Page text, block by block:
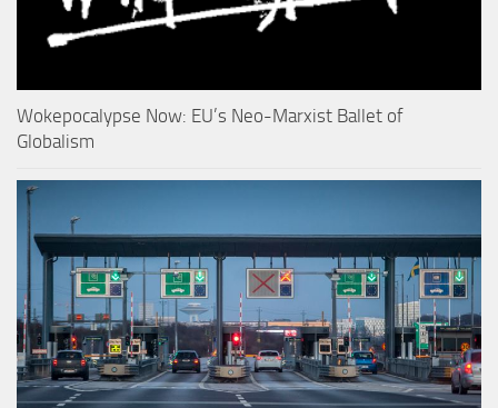
Wokepocalypse Now: EU’s Neo-Marxist Ballet of
Globalism